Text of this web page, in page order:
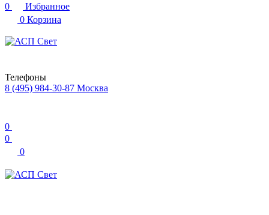
0
Избранное
0 Корзина
Телефоны
8 (495) 984-30-87 Москва
0
0
0